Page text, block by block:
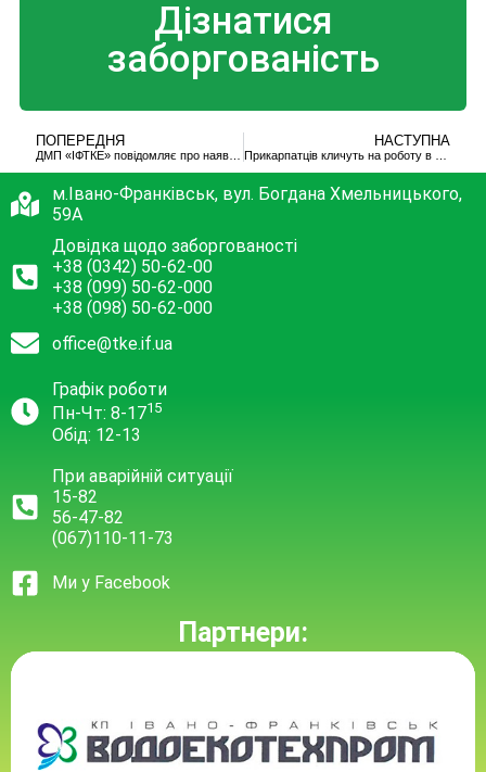
Дізнатися
заборгованість
ПОПЕРЕДНЯ НАСТУПНА
м.Івано-Франківськ, вул. Богдана Хмельницького,
59А
Довідка щодо заборгованості
+38 (0342) 50-62-00
+38 (099) 50-62-000
+38 (098) 50-62-000
office@tke.if.ua
Графік роботи
Пн-Чт: 8-1715
Обід: 12-13
При аварійній ситуації
15-82
56-47-82
(067)110-11-73
Ми у Facebook
Партнери: